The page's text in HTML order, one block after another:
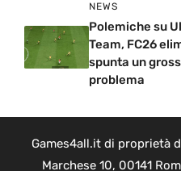
NEWS
Polemiche su
Team, FC26
spunta un
problema
Games4all.it di proprietà
Marchese 10, 00141